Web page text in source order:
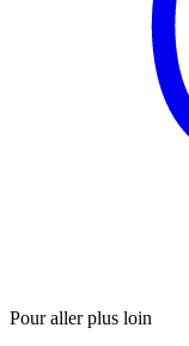
Pour aller plus loin